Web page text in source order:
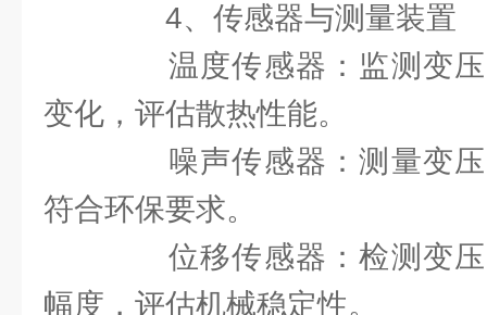
4、传感器与测量装置
温度传感器：监测变压
变化，评估散热性能。
噪声传感器：测量变压
符合环保要求。
位移传感器：检测变压
幅度，评估机械稳定性。